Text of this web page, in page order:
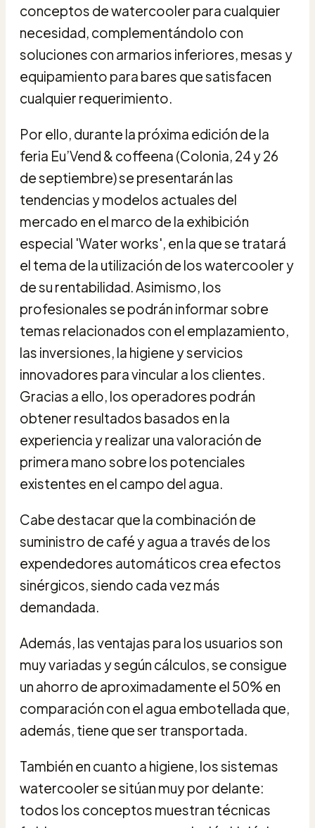
conceptos de watercooler para cualquier
necesidad, complementándolo con
soluciones con armarios inferiores, mesas y
equipamiento para bares que satisfacen
cualquier requerimiento.
Por ello, durante la próxima edición de la
feria Eu’Vend & coffeena (Colonia, 24 y 26
de septiembre) se presentarán las
tendencias y modelos actuales del
mercado en el marco de la exhibición
especial 'Water works', en la que se tratará
el tema de la utilización de los watercooler y
de su rentabilidad. Asimismo, los
profesionales se podrán informar sobre
temas relacionados con el emplazamiento,
las inversiones, la higiene y servicios
innovadores para vincular a los clientes.
Gracias a ello, los operadores podrán
obtener resultados basados en la
experiencia y realizar una valoración de
primera mano sobre los potenciales
existentes en el campo del agua.
Cabe destacar que la combinación de
suministro de café y agua a través de los
expendedores automáticos crea efectos
sinérgicos, siendo cada vez más
demandada.
Además, las ventajas para los usuarios son
muy variadas y según cálculos, se consigue
un ahorro de aproximadamente el 50% en
comparación con el agua embotellada que,
además, tiene que ser transportada.
También en cuanto a higiene, los sistemas
watercooler se sitúan muy por delante:
todos los conceptos muestran técnicas